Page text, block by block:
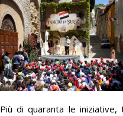
Più di quaranta le iniziative,